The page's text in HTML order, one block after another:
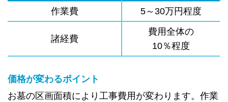
作業費
5～30万円程度
諸経費
費用全体の
10％程度
価格が変わるポイント
お墓の区画面積により工事費用が変わります。作業